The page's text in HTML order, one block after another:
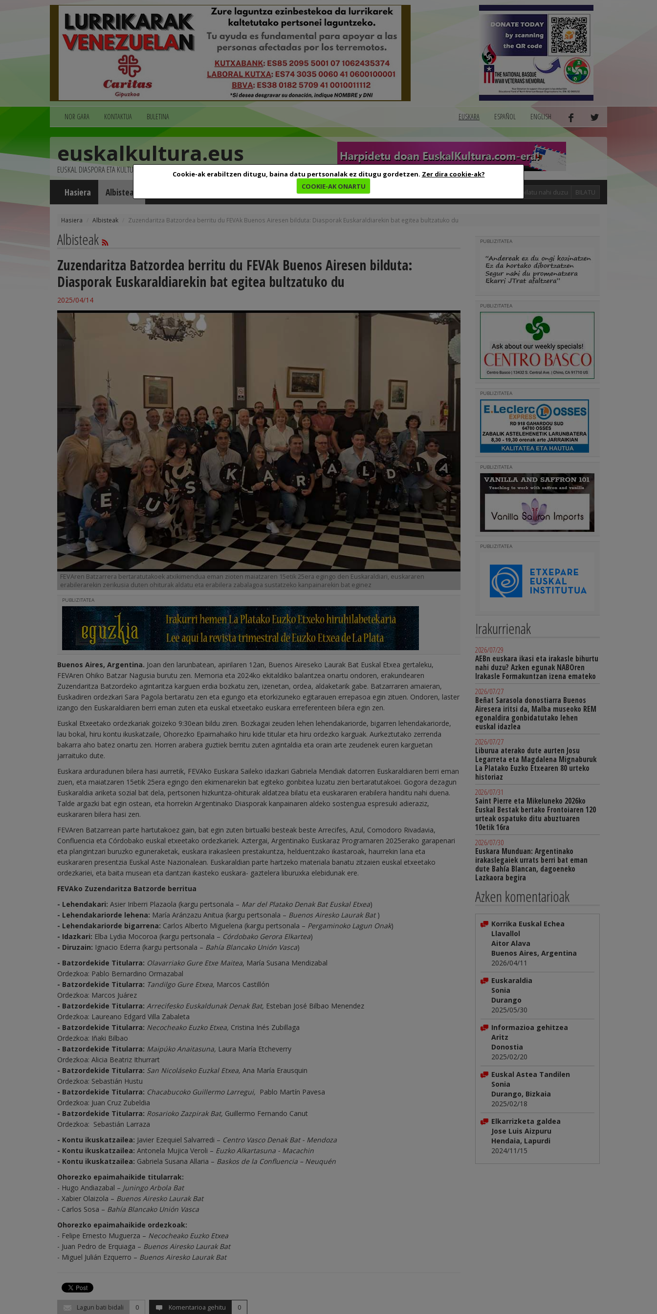
Cookie-ak erabiltzen ditugu, baina datu pertsonalak ez ditugu gordetzen. Zer dira cookie-ak?
COOKIE-AK ONARTU
NOR GARA KONTAKTUA BULETINA EUSKARA ESPAÑOL ENGLISH
euskalkultura.eus
EUSKAL DIASPORA ETA KULTURA
Hasiera Albisteak Euskara ikasten BILATU
Hasiera Albisteak Zuzendaritza Batzordea berritu du FEVAk Buenos Airesen bilduta: Diasporak Euskaraldiarekin bat egitea bultzatuko du
Albisteak
Zuzendaritza Batzordea berritu du FEVAk Buenos Airesen bilduta:
Diasporak Euskaraldiarekin bat egitea bultzatuko du
2025/04/14
FEVAren Batzarrera bertaratutakoek atxikimendua eman zioten maiatzaren 15etik 25era egingo den Euskaraldiari, euskararen
erabilerarekin zerikusia duten ohiturak aldatu eta erabilera zabalagoa sustatzeko kanpainarekin bat eginez
PUBLIZITATEA
Buenos Aires, Argentina. Joan den larunbatean, apirilaren 12an, Buenos Aireseko Laurak Bat Euskal Etxea gertaleku,
FEVAren Ohiko Batzar Nagusia burutu zen. Memoria eta 2024ko ekitaldiko balantzea onartu ondoren, erakundearen
Zuzendaritza Batzordeko agintaritza karguen erdia bozkatu zen, izenetan, ordea, aldaketarik gabe. Batzarraren amaieran,
Euskadiren ordezkari Sara Pagola bertaratu zen eta egungo eta etorkizuneko egitarauen errepasoa egin zituen. Ondoren, laster
izango den Euskaraldiaren berri eman zuten eta euskal etxeetako euskara erreferenteen bilera egin zen.
Euskal Etxeetako ordezkariak goizeko 9:30ean bildu ziren. Bozkagai zeuden lehen lehendakariorde, bigarren lehendakariorde,
lau bokal, hiru kontu ikuskatzaile, Ohorezko Epaimahaiko hiru kide titular eta hiru ordezko karguak. Aurkeztutako zerrenda
bakarra aho batez onartu zen. Horren arabera guztiek berritu zuten agintaldia eta orain arte zeudenek euren karguetan
jarraituko dute.
Euskara arduradunen bilera hasi aurretik, FEVAko Euskara Saileko idazkari Gabriela Mendiak datorren Euskaraldiaren berri eman
zuen, eta maiatzaren 15etik 25era egingo den ekimenarekin bat egiteko gonbitea luzatu zien bertaratutakoei. Gogora dezagun
Euskaraldia ariketa sozial bat dela, pertsonen hizkuntza-ohiturak aldatzea bilatu eta euskararen erabilera handitu nahi duena.
Talde argazki bat egin ostean, eta horrekin Argentinako Diasporak kanpainaren aldeko sostengua espresuki adieraziz,
euskararen bilera hasi zen.
FEVAren Batzarrean parte hartutakoez gain, bat egin zuten birtualki besteak beste Arrecifes, Azul, Comodoro Rivadavia,
Confluencia eta Córdobako euskal etxeetako ordezkariek. Aztergai, Argentinako Euskaraz Programaren 2025erako garapenari
eta plangintzari buruzko eguneraketak, euskara irakasleen prestakuntza, helduentzako ikastaroak, haurrekin lana eta
euskararen presentzia Euskal Aste Nazionalean. Euskaraldian parte hartzeko materiala banatu zitzaien euskal etxeetako
ordezkariei, eta baita musean eta dantzan ikasteko euskara- gaztelera liburuxka elebidunak ere.
FEVAko Zuzendaritza Batzorde berritua
- Lehendakari: Asier Iriberri Plazaola (kargu pertsonala – Mar del Platako Denak Bat Euskal Etxea)
- Lehendakariorde lehena: María Aránzazu Anitua (kargu pertsonala – Buenos Airesko Laurak Bat)
- Lehendakariorde bigarrena: Carlos Alberto Miguelena (kargu pertsonala – Pergaminoko Lagun Onak)
- Idazkari: Elba Lydia Mocoroa (kargu pertsonala – Córdobako Gerora Elkartea)
- Diruzain: Ignacio Ederra (kargu pertsonala – Bahía Blancako Unión Vasca)
- Batzordekide Titularra: ­ Olavarriako Gure Etxe Maitea, María Susana Mendizabal
Ordezkoa: Pablo Bernardino Ormazabal
- Batzordekide Titularra: Tandilgo Gure Etxea, Marcos Castillón
Ordezkoa: Marcos Juárez
- Batzordekide Titularra: Arrecifesko Euskaldunak Denak Bat, Esteban José Bilbao Menendez
Ordezkoa: Laureano Edgard Villa Zabaleta
- Batzordekide Titularra: Necocheako Euzko Etxea, Cristina Inés Zubillaga
Ordezkoa: Iñaki Bilbao
- Batzordekide Titularra: Maipúko Anaitasuna, Laura María Etcheverry
Ordezkoa: Alicia Beatriz Ithurrart
- Batzordekide Titularra: San Nicoláseko Euzkal Etxea, Ana María Erausquin
Ordezkoa: Sebastián Hustu
- Batzordekide Titularra: Chacabucoko Guillermo Larregui, Pablo Martín Pavesa
Ordezkoa: Juan Cruz Zubeldia
- Batzordekide Titularra: Rosarioko Zazpirak Bat, Guillermo Fernando Canut
Ordezkoa: Sebastián Larraza
- Kontu ikuskatzailea: Javier Ezequiel Salvarredi – Centro Vasco Denak Bat - Mendoza
- Kontu ikuskatzailea: Antonela Mujica Veroli – Euzko Alkartasuna - Macachin
-​ Kontu ikuskatzailea: Gabriela Susana Allaria – Baskos de la Confluencia – Neuquén
Ohorezko epaimahaikide titularrak:
- Hugo Andiazabal – Juningo Arbola Bat
- Xabier Olaizola – Buenos Airesko Laurak Bat
- Carlos Sosa – Bahía Blancako Unión Vasca
Ohorezko epaimahaikide ordezkoak:
- Felipe Ernesto Muguerza – Necocheako Euzko Etxea
- Juan Pedro de Erquiaga – Buenos Airesko Laurak Bat
- Miguel Julián Ezquerro – Buenos Airesko Laurak Bat
Lagun bati bidali 0 Komentarioa gehitu 0
PUBLIZITATEA
PUBLIZITATEA
PUBLIZITATEA
PUBLIZITATEA
PUBLIZITATEA
Irakurrienak
2026/07/29
AEBn euskara ikasi eta irakasle bihurtu
nahi duzu? Azken egunak NABOren
Irakasle Formakuntzan izena emateko
2026/07/27
Beñat Sarasola donostiarra Buenos
Airesera iritsi da, Malba museoko REM
egonaldira gonbidatutako lehen
euskal idazlea
2026/07/27
Liburua aterako dute aurten Josu
Legarreta eta Magdalena Mignaburuk
La Platako Euzko Etxearen 80 urteko
historiaz
2026/07/31
Saint Pierre eta Mikeluneko 2026ko
Euskal Bestak bertako Frontoiaren 120
urteak ospatuko ditu abuztuaren
10etik 16ra
2026/07/30
Euskara Munduan: Argentinako
irakaslegaiek urrats berri bat eman
dute Bahía Blancan, dagoeneko
Lazkaora begira
Azken komentarioak
Korrika Euskal Echea
Llavallol
Aitor Alava
Buenos Aires, Argentina
2026/04/11
Euskaraldia
Sonia
Durango
2025/05/30
Informazioa gehitzea
Aritz
Donostia
2025/02/20
Euskal Astea Tandilen
Sonia
Durango, Bizkaia
2025/02/18
Elkarrizketa galdea
Jose Luis Aizpuru
Hendaia, Lapurdi
2024/11/15